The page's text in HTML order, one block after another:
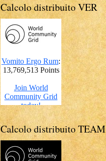
Calcolo distribuito VER
Calcolo distribuito TEAM